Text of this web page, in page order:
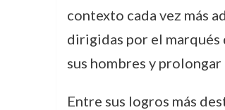
contexto cada vez más
dirigidas por el
sus hombres y
Entre sus logros más